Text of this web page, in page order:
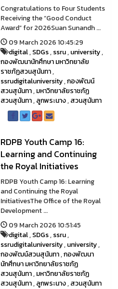
Congratulations to Four Students
Receiving the “Good Conduct
Award” for 2026Suan Sunandh ...
09 March 2026 10:45:29
digital,SDGs,ssru,university,
กองพัฒนานักศึกษา มหาวิทยาลัย
ราชภัฏสวนสุนันทา,
ssrudigitaluniversity,กองพัฒน์
สวนสุนันทา,มหาวิทยาลัยราชภัฏ
สวนสุนันทา,ลูกพระนาง,สวนสุนันทา
RDPB Youth Camp 16:
Learning and Continuing
the Royal Initiatives
RDPB Youth Camp 16: Learning
and Continuing the Royal
InitiativesThe Office of the Royal
Development ...
09 March 2026 10:51:45
digital,SDGs,ssru,
ssrudigitaluniversity,university,
กองพัฒน์สวนสุนันทา,กองพัฒนา
นักศึกษา มหาวิทยาลัยราชภัฏ
สวนสุนันทา,มหาวิทยาลัยราชภัฏ
สวนสุนันทา,ลูกพระนาง,สวนสุนันทา